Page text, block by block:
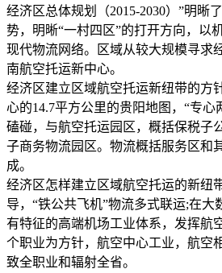
经济区总体规划（2015-2030）”明晰
势，明晰“一村四区”的打开方向，以
现代物流网络。区域从较大规模寻求
南航空托运新中心。
经济区建立区域航空托运新纽带的方
心的14.7平方公里的贵阳地图，“专心
磕碰，与航空托运园区，概括保税子
子商务物流园区。物流概括服务区和
成。
经济区怎样建立区域航空托运的新纽
导，“铁公共飞机”物流多式联运;在大
有特征的高端机场工业体系，发挥航
个职业为方针，航空中心工业，航空
致全职业和辐射全省。